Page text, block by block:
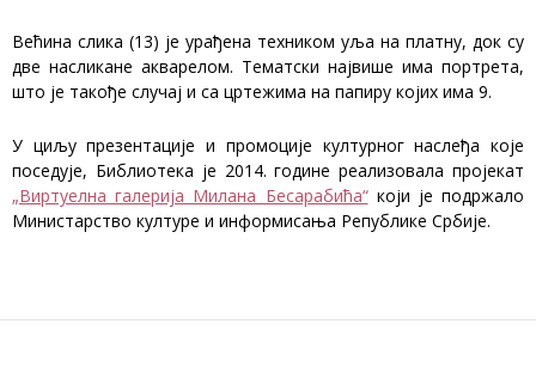
Већина слика (13) је урађена техником уља на платну, док су
две насликане акварелом. Тематски највише има портрета,
што је такође случај и са цртежима на папиру којих има 9.
У циљу презентације и промоције културног наслеђа које
поседује, Библиотека је 2014. године реализовала пројекат
„Виртуелна галерија Милана Бесарабића“који је подржало
Министарство културе и информисања Републике Србије.